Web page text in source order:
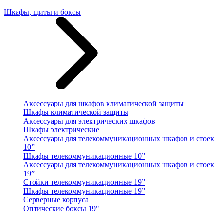
Шкафы, щиты и боксы
Аксессуары для шкафов климатической защиты
Шкафы климатической защиты
Аксессуары для электрических шкафов
Шкафы электрические
Аксессуары для телекоммуникационных шкафов и стоек
10”
Шкафы телекоммуникационные 10”
Аксессуары для телекоммуникационных шкафов и стоек
19”
Стойки телекоммуникационные 19”
Шкафы телекоммуникационные 19”
Серверные корпуса
Оптические боксы 19"